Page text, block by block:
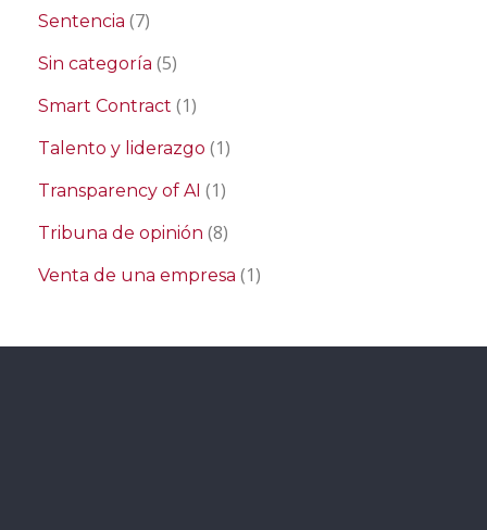
Sentencia (7)
Sin categoría (5)
Smart Contract (1)
Talento y liderazgo (1)
Transparency of AI (1)
Tribuna de opinión (8)
Venta de una empresa (1)